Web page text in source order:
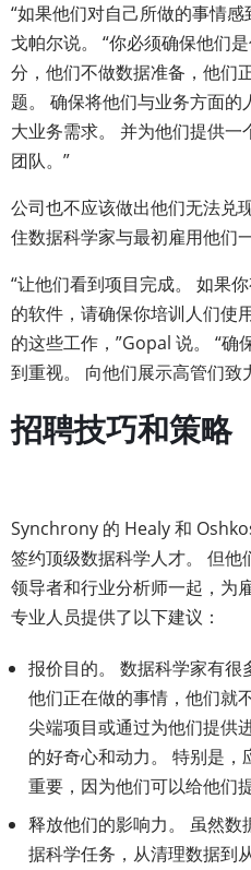
“如果他们对自己所做的事情
戈帕尔说。 “你必须确保他们
分，他们不做数据准备，他们
题。 确保将他们与业务方面的
大业务需求。 并为他们提供
团队。”
公司也不应该做出他们无法兑
住数据科学家与最初雇用他们
“让他们看到项目完成。 如果
的软件，请确保你培训人们使
的这些工作，”Gopal 说。 “确
到重视。 向他们展示高管们致
招聘技巧和策略
Synchrony 的 Healy 和
签约顶级数据科学人才。 但他
领导者和行业分析师一起，为
专业人员提供了以下建议：
报价目的。 数据科学家有很
他们正在做的事情，他们就
尖端项目或通过为他们提供
的好奇心和动力。 特别是
重要，因为他们可以给他们
释放他们的影响力。 虽然
据科学任务，从清理数据到